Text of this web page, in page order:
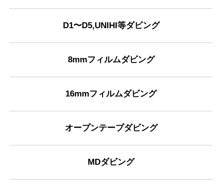
D1〜D5,UNIHI等ダビング
8mmフィルムダビング
16mmフィルムダビング
オープンテープダビング
MDダビング